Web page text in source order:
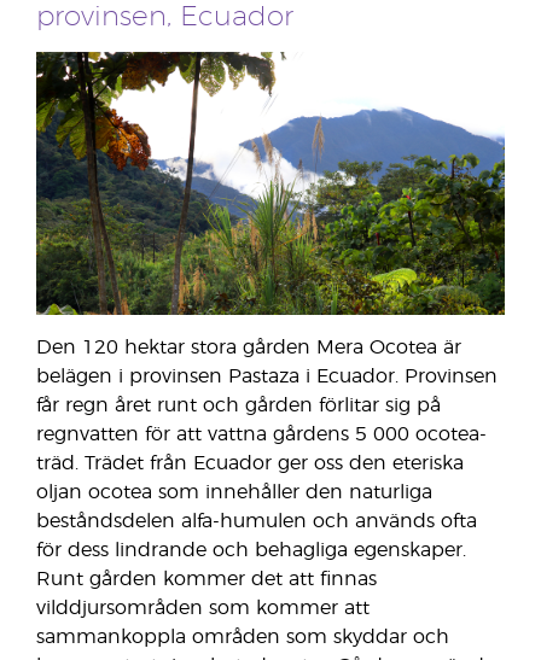
provinsen, Ecuador
Den 120 hektar stora gården Mera Ocotea är
belägen i provinsen Pastaza i Ecuador. Provinsen
får regn året runt och gården förlitar sig på
regnvatten för att vattna gårdens 5 000 ocotea-
träd. Trädet från Ecuador ger oss den eteriska
oljan ocotea som innehåller den naturliga
beståndsdelen alfa-humulen och används ofta
för dess lindrande och behagliga egenskaper.
Runt gården kommer det att finnas
vilddjursområden som kommer att
sammankoppla områden som skyddar och